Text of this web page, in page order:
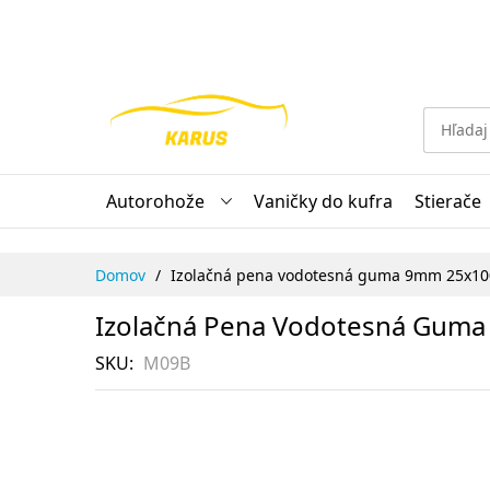
Autorohože Vaničky do kufra Stierače
Domov Izolačná pena vodotesná guma 9mm
Izolačná Pena Vodotesná
SKU M09B